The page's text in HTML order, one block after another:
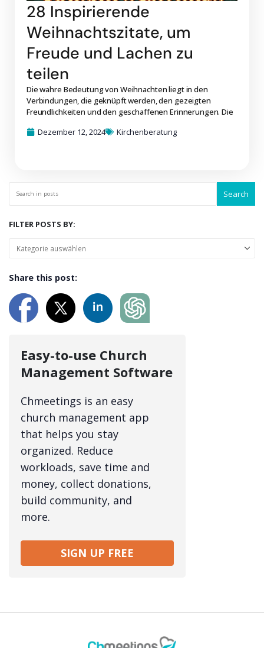
28 Inspirierende
Weihnachtszitate, um
Freude und Lachen zu
teilen
Die wahre Bedeutung von Weihnachten liegt in den
Verbindungen, die geknüpft werden, den gezeigten
Freundlichkeiten und den geschaffenen Erinnerungen. Die
Dezember 12, 2024
Kirchenberatung
Search
FILTER POSTS BY:
Share this post:
Easy-to-use Church
Management Software
Chmeetings is an easy
church management app
that helps you stay
organized. Reduce
workloads, save time and
money, collect donations,
build community, and
more.
SIGN UP FREE